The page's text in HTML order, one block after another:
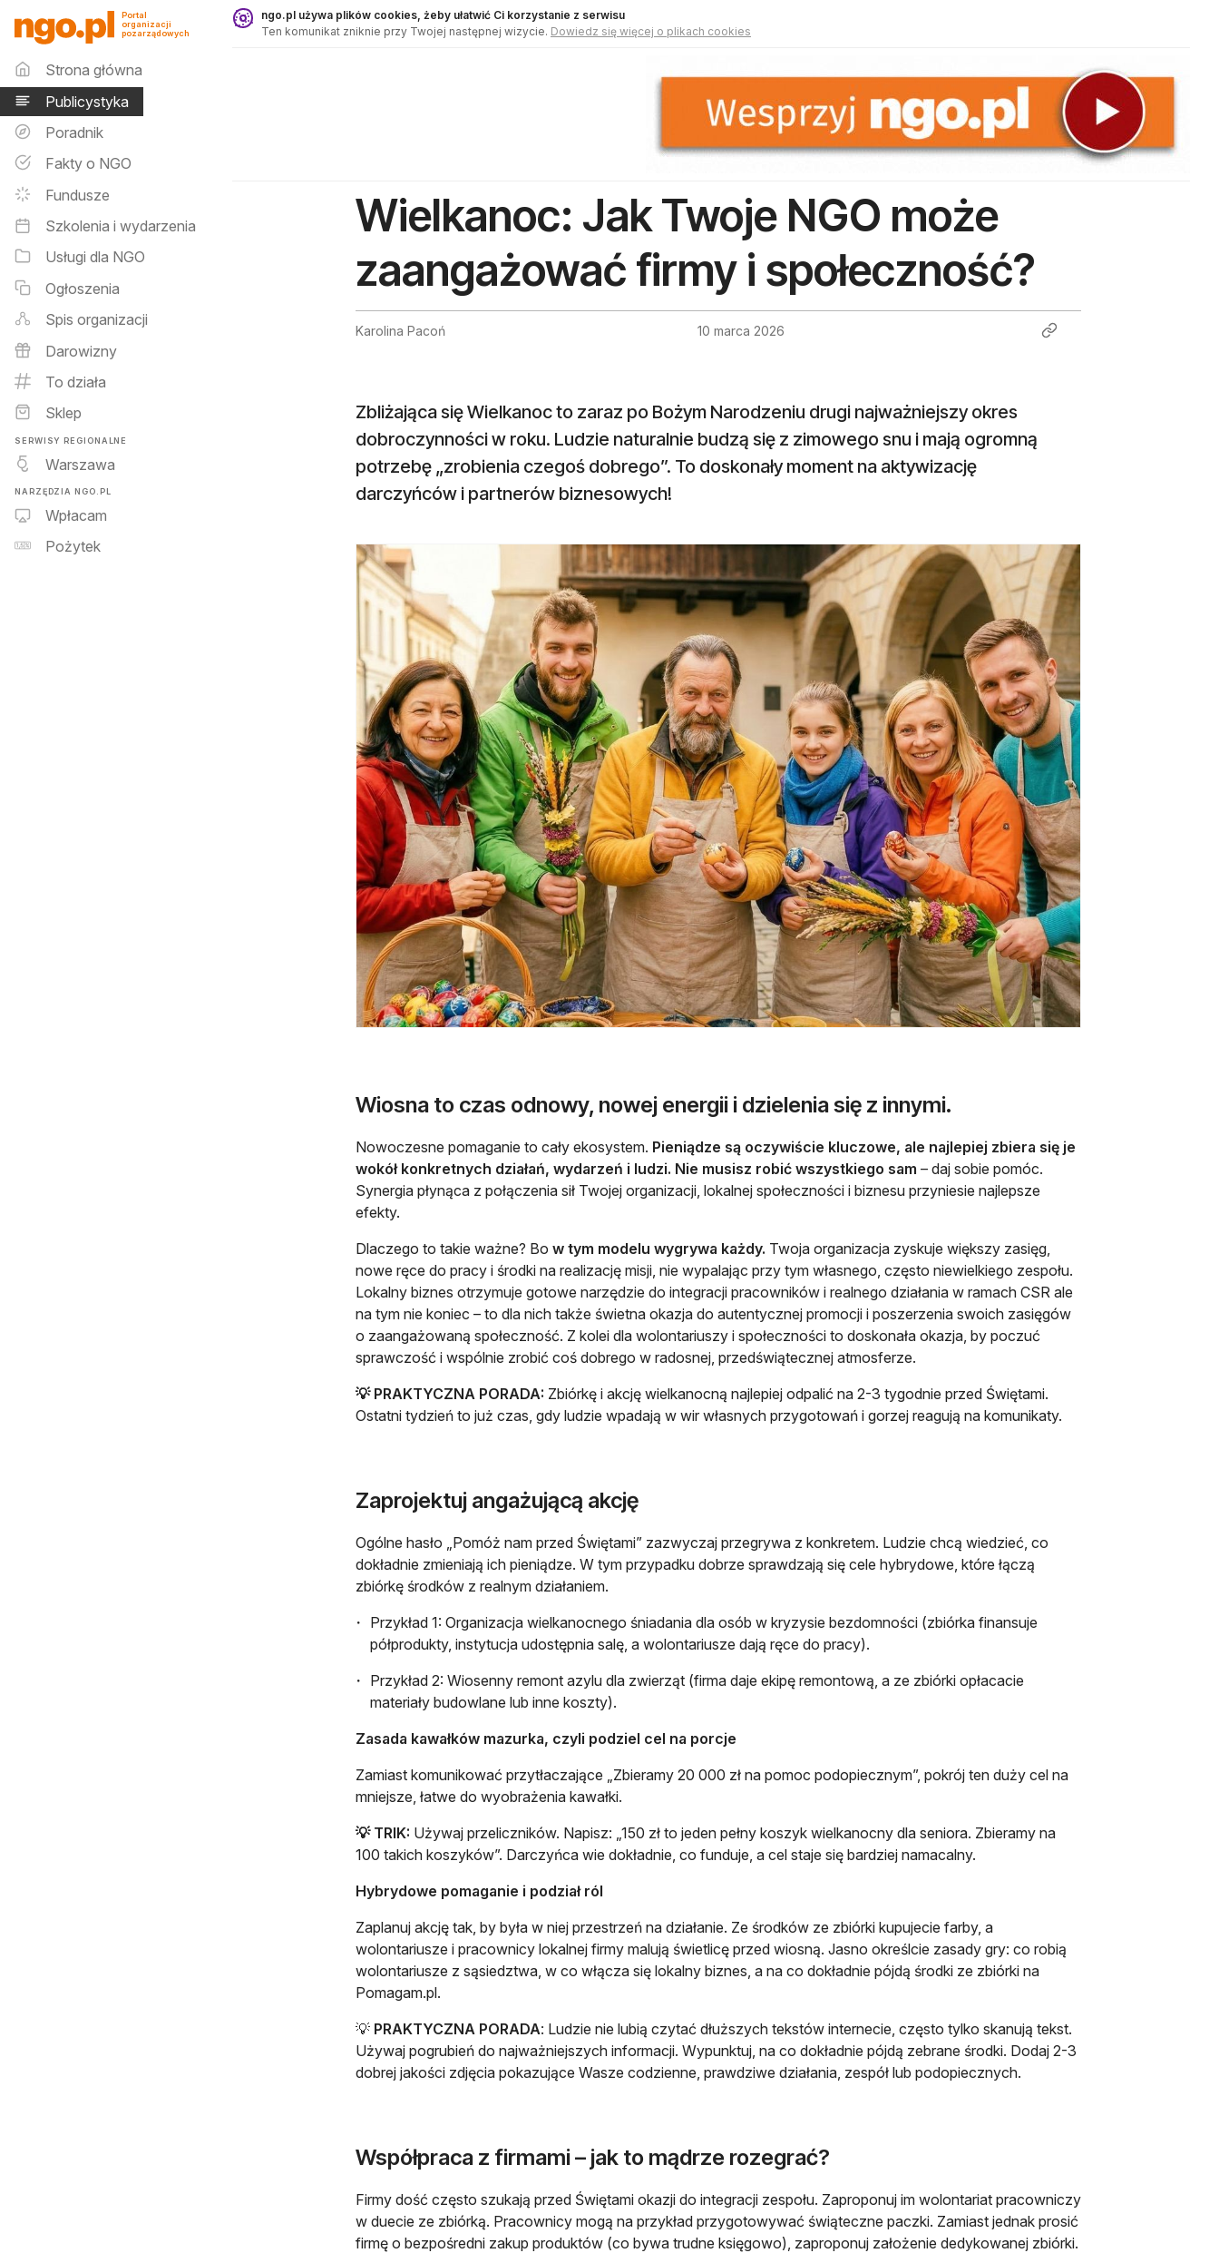
Publicystyka - ngo.pl
Portal
organizacji
pozarządowych
Menu główne
Strona główna
Publicystyka
Poradnik
Fakty o NGO
Fundusze
Szkolenia i wydarzenia
Usługi dla NGO
Ogłoszenia
Spis organizacji
Darowizny
To działa
Sklep
SERWISY REGIONALNE
Warszawa
NARZĘDZIA NGO.PL
Wpłacam
Pożytek
ngo.pl używa plików cookies, żeby ułatwić Ci korzystanie z serwisu
Ten komunikat zniknie przy Twojej następnej wizycie. Dowiedz się więcej o plikach cookies
Wielkanoc: Jak Twoje NGO może
zaangażować firmy i społeczność?
Karolina Pacoń 10 marca 2026
Zbliżająca się Wielkanoc to zaraz po Bożym Narodzeniu drugi najważniejszy okres
dobroczynności w roku. Ludzie naturalnie budzą się z zimowego snu i mają ogromną
potrzebę „zrobienia czegoś dobrego”. To doskonały moment na aktywizację
darczyńców i partnerów biznesowych!
Wiosna to czas odnowy, nowej energii i dzielenia się z innymi.
Nowoczesne pomaganie to cały ekosystem. Pieniądze są oczywiście kluczowe, ale najlepiej zbiera się je
wokół konkretnych działań, wydarzeń i ludzi. Nie musisz robić wszystkiego sam – daj sobie pomóc.
Synergia płynąca z połączenia sił Twojej organizacji, lokalnej społeczności i biznesu przyniesie najlepsze
efekty.
Dlaczego to takie ważne? Bo w tym modelu wygrywa każdy. Twoja organizacja zyskuje większy zasięg,
nowe ręce do pracy i środki na realizację misji, nie wypalając przy tym własnego, często niewielkiego zespołu.
Lokalny biznes otrzymuje gotowe narzędzie do integracji pracowników i realnego działania w ramach CSR ale
na tym nie koniec – to dla nich także świetna okazja do autentycznej promocji i poszerzenia swoich zasięgów
o zaangażowaną społeczność. Z kolei dla wolontariuszy i społeczności to doskonała okazja, by poczuć
sprawczość i wspólnie zrobić coś dobrego w radosnej, przedświątecznej atmosferze.
💡 PRAKTYCZNA PORADA: Zbiórkę i akcję wielkanocną najlepiej odpalić na 2-3 tygodnie przed Świętami.
Ostatni tydzień to już czas, gdy ludzie wpadają w wir własnych przygotowań i gorzej reagują na komunikaty.
Zaprojektuj angażującą akcję
Ogólne hasło „Pomóż nam przed Świętami” zazwyczaj przegrywa z konkretem. Ludzie chcą wiedzieć, co
dokładnie zmieniają ich pieniądze. W tym przypadku dobrze sprawdzają się cele hybrydowe, które łączą
zbiórkę środków z realnym działaniem.
Przykład 1: Organizacja wielkanocnego śniadania dla osób w kryzysie bezdomności (zbiórka finansuje
półprodukty, instytucja udostępnia salę, a wolontariusze dają ręce do pracy).
Przykład 2: Wiosenny remont azylu dla zwierząt (firma daje ekipę remontową, a ze zbiórki opłacacie
materiały budowlane lub inne koszty).
Zasada kawałków mazurka, czyli podziel cel na porcje
Zamiast komunikować przytłaczające „Zbieramy 20 000 zł na pomoc podopiecznym”, pokrój ten duży cel na
mniejsze, łatwe do wyobrażenia kawałki.
💡 TRIK: Używaj przeliczników. Napisz: „150 zł to jeden pełny koszyk wielkanocny dla seniora. Zbieramy na
100 takich koszyków”. Darczyńca wie dokładnie, co funduje, a cel staje się bardziej namacalny.
Hybrydowe pomaganie i podział ról
Zaplanuj akcję tak, by była w niej przestrzeń na działanie. Ze środków ze zbiórki kupujecie farby, a
wolontariusze i pracownicy lokalnej firmy malują świetlicę przed wiosną. Jasno określcie zasady gry: co robią
wolontariusze z sąsiedztwa, w co włącza się lokalny biznes, a na co dokładnie pójdą środki ze zbiórki na
Pomagam.pl.
💡 PRAKTYCZNA PORADA: Ludzie nie lubią czytać dłuższych tekstów internecie, często tylko skanują tekst.
Używaj pogrubień do najważniejszych informacji. Wypunktuj, na co dokładnie pójdą zebrane środki. Dodaj 2-3
dobrej jakości zdjęcia pokazujące Wasze codzienne, prawdziwe działania, zespół lub podopiecznych.
Współpraca z firmami – jak to mądrze rozegrać?
Firmy dość często szukają przed Świętami okazji do integracji zespołu. Zaproponuj im wolontariat pracowniczy
w duecie ze zbiórką. Pracownicy mogą na przykład przygotowywać świąteczne paczki. Zamiast jednak prosić
firmę o bezpośredni zakup produktów (co bywa trudne księgowo), zaproponuj założenie dedykowanej zbiórki.